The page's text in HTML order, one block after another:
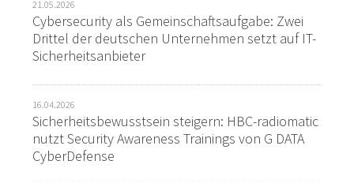
21.05.2026
Cybersecurity als Gemeinschaftsaufgabe: Zwei
Drittel der deutschen Unternehmen setzt auf IT-
Sicherheitsanbieter
16.04.2026
Sicherheitsbewusstsein steigern: HBC-radiomatic
nutzt Security Awareness Trainings von G DATA
CyberDefense